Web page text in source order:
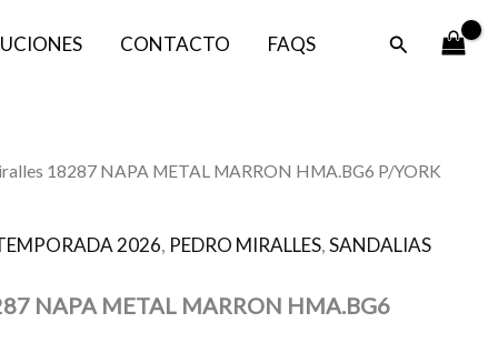
CONTACTO FAQS Buscar
18287 NAPA METAL MARRON HMA.BG6 P/YORK
2026, PEDRO MIRALLES,SANDALIAS
NAPA METAL MARRON HMA.BG6
€.
El
actual
es:
80,00 €.
145,00 €.
80,00 €.